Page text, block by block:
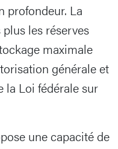
profondeur. La
les réserves
maximale
générale et
la Loi fédérale sur
une capacité de